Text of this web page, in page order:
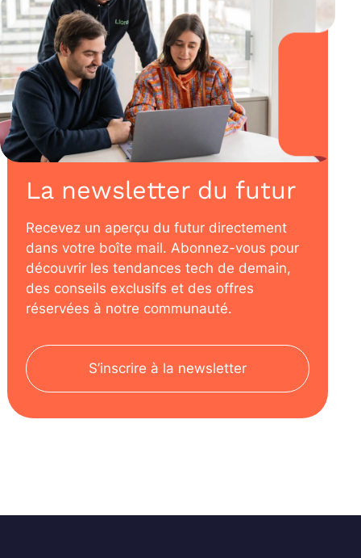
La newsletter du futur
Recevez un aperçu du futur directement
dans votre boîte mail. Abonnez-vous pour
découvrir les tendances tech de demain,
des conseils exclusifs et des offres
réservées à notre communauté.
S’inscrire à la newsletter